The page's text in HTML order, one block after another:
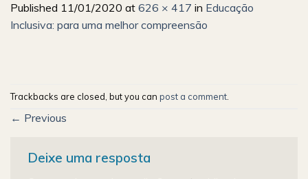
Published 11/01/2020 at 626 × 417 in Educação
Inclusiva: para uma melhor compreensão
Trackbacks are closed, but you can post a comment
← Previous
Deixe uma resposta